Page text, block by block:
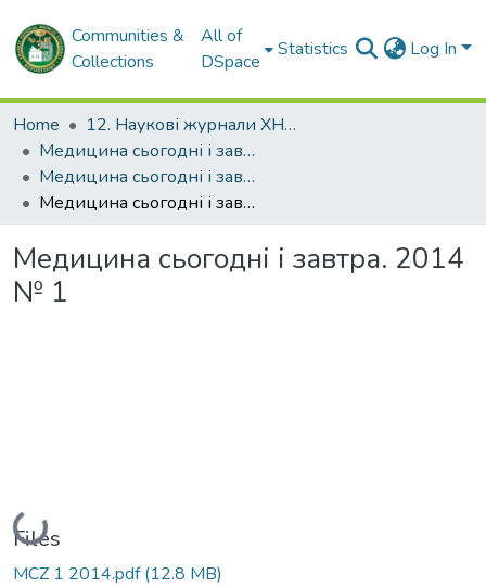
Communities &
Collections
All of
DSpace
Statistics Log In
Home
12. Наукові журнали ХНМУ
Медицина сьогодні і завтра
Медицина сьогодні і завтра. 2014
Медицина сьогодні і завтра. 2014 № 1
Медицина сьогодні і завтра. 2014
№ 1
Loading...
Files
MCZ 1 2014.pdf(12.8 MB)